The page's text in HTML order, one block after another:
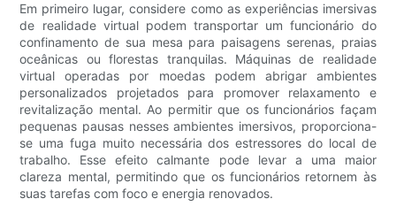
Em primeiro lugar, considere como as experiências imersivas
de realidade virtual podem transportar um funcionário do
confinamento de sua mesa para paisagens serenas, praias
oceânicas ou florestas tranquilas. Máquinas de realidade
virtual operadas por moedas podem abrigar ambientes
personalizados projetados para promover relaxamento e
revitalização mental. Ao permitir que os funcionários façam
pequenas pausas nesses ambientes imersivos, proporciona-
se uma fuga muito necessária dos estressores do local de
trabalho. Esse efeito calmante pode levar a uma maior
clareza mental, permitindo que os funcionários retornem às
suas tarefas com foco e energia renovados.